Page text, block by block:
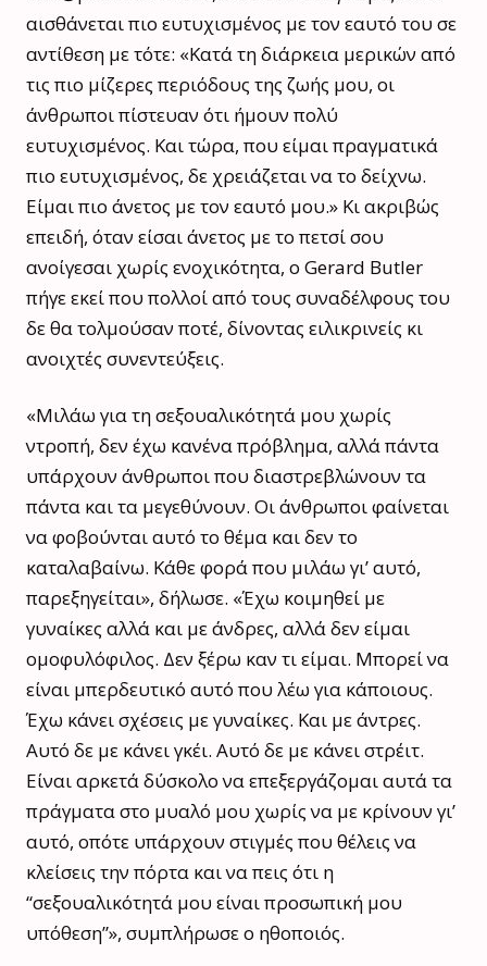
αισθάνεται πιο ευτυχισμένος με τον εαυτό του σε
αντίθεση με τότε: «Κατά τη διάρκεια μερικών από
τις πιο μίζερες περιόδους της ζωής μου, οι
άνθρωποι πίστευαν ότι ήμουν πολύ
ευτυχισμένος. Και τώρα, που είμαι πραγματικά
πιο ευτυχισμένος, δε χρειάζεται να το δείχνω.
Είμαι πιο άνετος με τον εαυτό μου.» Κι ακριβώς
επειδή, όταν είσαι άνετος με το πετσί σου
ανοίγεσαι χωρίς ενοχικότητα, ο Gerard Butler
πήγε εκεί που πολλοί από τους συναδέλφους του
δε θα τολμούσαν ποτέ, δίνοντας ειλικρινείς κι
ανοιχτές συνεντεύξεις.
«Μιλάω για τη σεξουαλικότητά μου χωρίς
ντροπή, δεν έχω κανένα πρόβλημα, αλλά πάντα
υπάρχουν άνθρωποι που διαστρεβλώνουν τα
πάντα και τα μεγεθύνουν. Οι άνθρωποι φαίνεται
να φοβούνται αυτό το θέμα και δεν το
καταλαβαίνω. Κάθε φορά που μιλάω γι’ αυτό,
παρεξηγείται», δήλωσε. «Έχω κοιμηθεί με
γυναίκες αλλά και με άνδρες, αλλά δεν είμαι
ομοφυλόφιλος. Δεν ξέρω καν τι είμαι. Μπορεί να
είναι μπερδευτικό αυτό που λέω για κάποιους.
Έχω κάνει σχέσεις με γυναίκες. Και με άντρες.
Αυτό δε με κάνει γκέι. Αυτό δε με κάνει στρέιτ.
Είναι αρκετά δύσκολο να επεξεργάζομαι αυτά τα
πράγματα στο μυαλό μου χωρίς να με κρίνουν γι’
αυτό, οπότε υπάρχουν στιγμές που θέλεις να
κλείσεις την πόρτα και να πεις ότι η
“σεξουαλικότητά μου είναι προσωπική μου
υπόθεση”», συμπλήρωσε ο ηθοποιός.